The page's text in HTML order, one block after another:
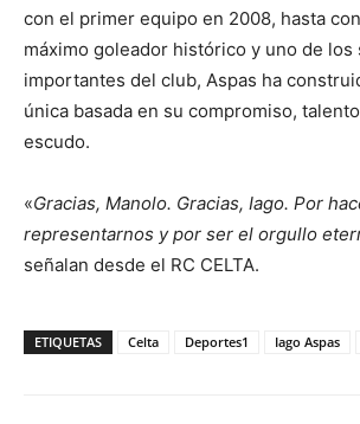
con el primer equipo en 2008, hasta
máximo goleador histórico y uno de los
importantes del club, Aspas ha
única basada en su compromiso,
escudo.
«Gracias, Manolo. Gracias, Iago. Por
representarnos y por ser el orgullo
señalan desde el RC CELTA.
ETIQUETAS Celta Deportes1 Iago Aspas